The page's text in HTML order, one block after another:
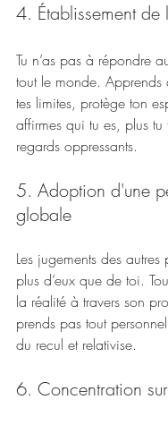
4. Établissement de
Tu n’as pas à répondre
tout le monde.
tes limites, protège ton
affirmes qui tu es, plus tu
regards oppressants.
5. Adoption d'une
globale
Les jugements des autres
plus d’eux que de toi.
la réalité à travers son
prends pas tout
du recul et relativise.
6. Concentration